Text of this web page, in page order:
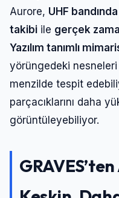
Aurore, UHF bandında
takibi ile gerçek
Yazılım tanımlı
yörüngedeki nesneleri
menzilde tespit
parçacıklarını daha
görüntüleyebiliyor.